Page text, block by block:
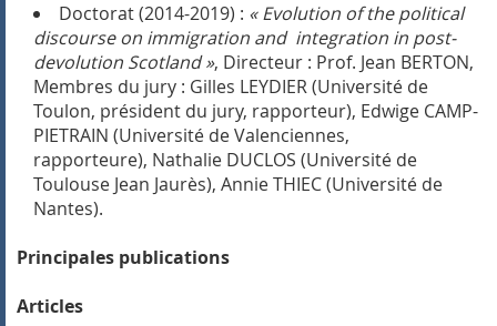
Doctorat (2014-2019) : « Evolution of the political
discourse on immigration and integration in post-
devolution Scotland », Directeur : Prof. Jean BERTON,
Membres du jury : Gilles LEYDIER (Université de
Toulon, président du jury, rapporteur), Edwige CAMP-
PIETRAIN (Université de Valenciennes,
rapporteure), Nathalie DUCLOS (Université de
Toulouse Jean Jaurès), Annie THIEC (Université de
Nantes).
Principales publications
Articles